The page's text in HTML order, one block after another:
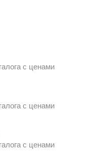
с ценами
с ценами
с ценами